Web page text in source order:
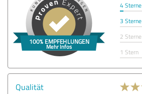
4 Sterne
3 Sterne
2 Sterne
1 Stern
Qualität